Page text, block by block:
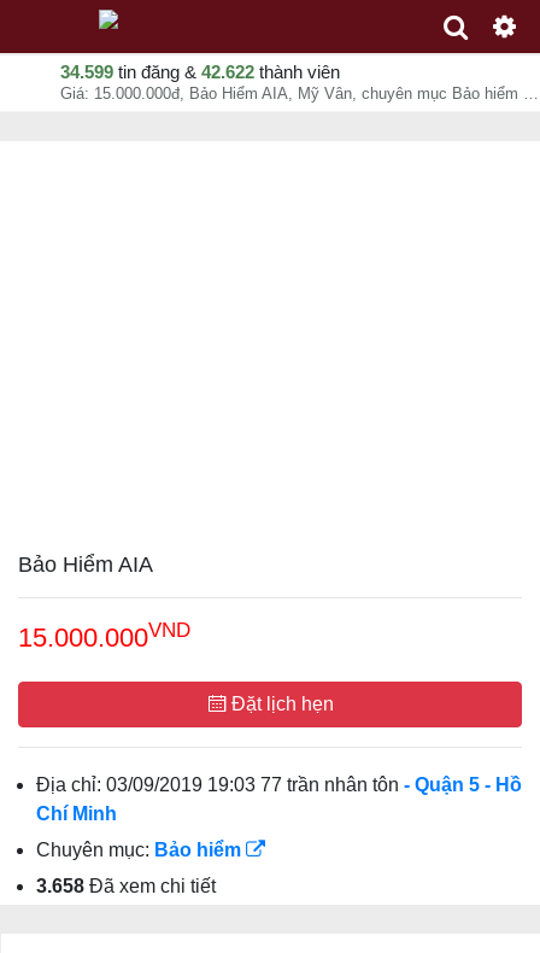
34.599 tin đăng & 42.622 thành viên
Giá: 15.000.000đ, Bảo Hiểm AIA, Mỹ Vân, chuyên mục Bảo hiểm tại Quận 5 - Hồ Chí Minh - 09-08-2026 01:36:50
Bảo Hiểm AIA
15.000.000VND
Đặt lịch hẹn
Địa chỉ: 03/09/2019 19:03 77 trần nhân tôn - Quận 5 - Hồ
Chí Minh
Chuyên mục: Bảo hiểm
3.658 Đã xem chi tiết